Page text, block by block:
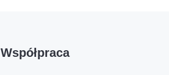
Współpraca